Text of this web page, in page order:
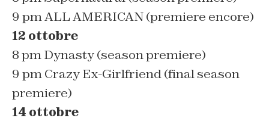
9 pmALL AMERICAN(premiere encore)
12 ottobre
8 pmDynasty(season premiere)
9 pmCrazy Ex-Girlfriend(final season
premiere)
14 ottobre